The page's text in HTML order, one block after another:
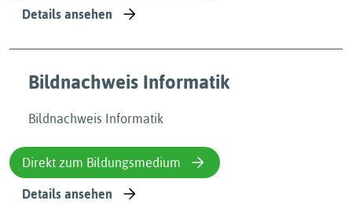
Details ansehen
Bildnachweis Informatik
Bildnachweis Informatik
Direkt zum Bildungsmedium
Details ansehen